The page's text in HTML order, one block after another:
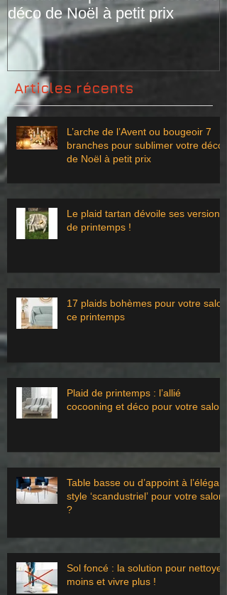
déco de Noël à petit prix
Articles récents
L’arche de l’Avent ou bougeoir 7
branches pour sublimer votre déco
de Noël à petit prix
Le plaid tartan dévoile ses versions
de printemps !
17 plaids bohèmes pour votre salon
ce printemps
Plaid de printemps : l’allié
cocooning et déco pour votre salon
Table basse ou d’appoint à l’élégant
style ‘scandustriel’ pour votre salon
?
Sol foncé : la solution pour nettoyer
moins et vivre plus !